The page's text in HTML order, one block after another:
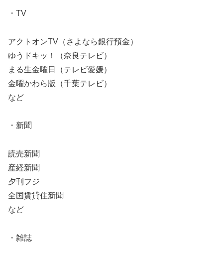
・TV
アクトオンTV（さよなら銀行預金）
ゆうドキッ！（奈良テレビ）
まる生金曜日（テレビ愛媛）
金曜かわら版（千葉テレビ）
など
・新聞
読売新聞
産経新聞
夕刊フジ
全国賃貸住新聞
など
・雑誌